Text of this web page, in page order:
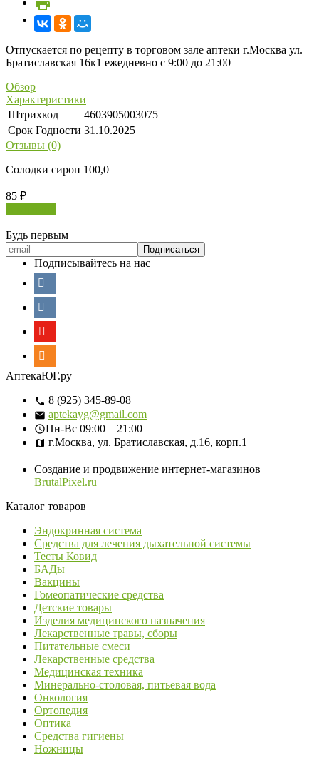
Отпускается по рецепту в торговом зале аптеки г.Москва ул.
Братиславская 16к1 ежедневно с 9:00 до 21:00
Обзор
Характеристики
Штрихкод
4603905003075
Срок Годности 31.10.2025
Отзывы (0)
Солодки сироп 100,0
85 ₽
Будь первым
Подписывайтесь на нас
АптекаЮГ.ру
8 (925) 345-89-08
aptekayg@gmail.com
Пн-Вс 09:00—21:00
г.Москва, ул. Братиславская, д.16, корп.1
Создание и продвижение интернет-магазинов
BrutalPixel.ru
Каталог товаров
Эндокринная система
Средства для лечения дыхательной системы
Тесты Ковид
БАДы
Вакцины
Гомеопатические средства
Детские товары
Изделия медицинского назначения
Лекарственные травы, сборы
Питательные смеси
Лекарственные средства
Медицинская техника
Минерально-столовая, питьевая вода
Онкология
Ортопедия
Оптика
Средства гигиены
Ножницы